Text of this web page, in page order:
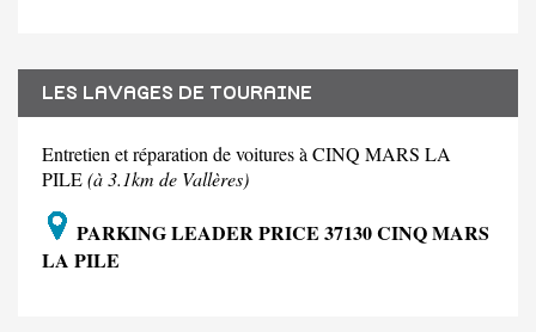
LES LAVAGES DE TOURAINE
Entretien et réparation de voitures à CINQ MARS LA
PILE(à 3.1km de Vallères)
PARKING LEADER PRICE 37130 CINQ MARS
LA PILE